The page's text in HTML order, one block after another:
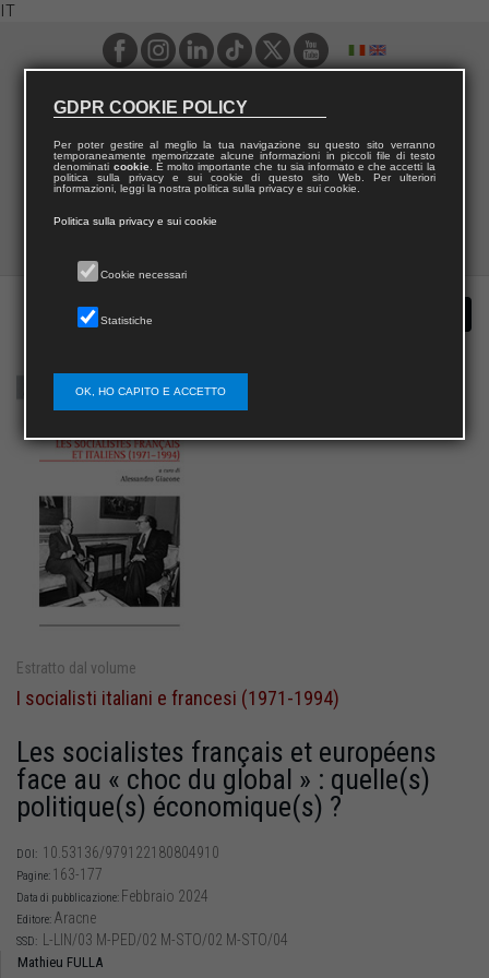
IT
Estratto dal volume
I socialisti italiani e francesi (1971-1994)
Les socialistes français et européens
face au « choc du global » : quelle(s)
politique(s) économique(s) ?
DOI: 10.53136/979122180804910
Pagine: 163-177
Data di pubblicazione: Febbraio 2024
Editore: Aracne
SSD: L-LIN/03 M-PED/02 M-STO/02 M-STO/04
Mathieu FULLA
GDPR COOKIE POLICY
Per poter gestire al meglio la tua navigazione su questo sito verranno
temporaneamente memorizzate alcune informazioni in piccoli file di testo
denominati cookie. È molto importante che tu sia informato e che accetti la
politica sulla privacy e sui cookie di questo sito Web. Per ulteriori
informazioni, leggi la nostra politica sulla privacy e sui cookie.
Politica sulla privacy e sui cookie
Cookie necessari
Statistiche
OK, HO CAPITO E ACCETTO